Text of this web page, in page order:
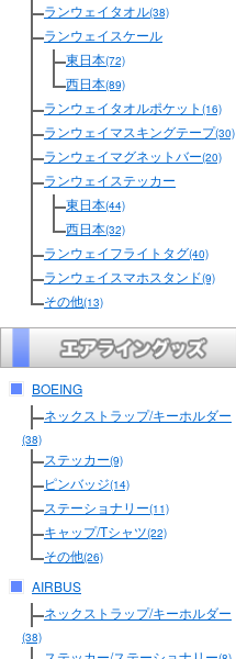
ランウェイタオル(38)
ランウェイスケール
東日本(72)
西日本(89)
ランウェイタオルポケット (16)
ランウェイマスキングテープ(30)
ランウェイマグネットバー(20)
ランウェイステッカー
東日本(44)
西日本(32)
ランウェイフライトタグ(40)
ランウェイスマホスタンド(9)
その他(13)
BOEING
ネックストラップ/キーホルダー
(38)
ステッカー(9)
ピンバッジ(14)
ステーショナリー(11)
キャップ/Tシャツ(22)
その他(26)
AIRBUS
ネックストラップ/キーホルダー
(38)